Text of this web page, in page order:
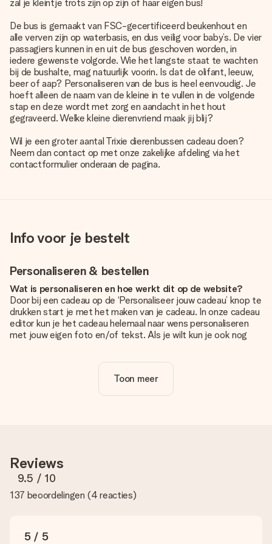
zal je kleintje trots zijn op zijn of haar eigen bus!
De bus is gemaakt van FSC-gecertificeerd beukenhout en
alle verven zijn op waterbasis, en dus veilig voor baby’s. De vier
passagiers kunnen in en uit de bus geschoven worden, in
iedere gewenste volgorde. Wie het langste staat te wachten
bij de bushalte, mag natuurlijk voorin. Is dat de olifant, leeuw,
beer of aap? Personaliseren van de bus is heel eenvoudig. Je
hoeft alleen de naam van de kleine in te vullen in de volgende
stap en deze wordt met zorg en aandacht in het hout
gegraveerd. Welke kleine dierenvriend maak jij blij?
Wil je een groter aantal Trixie dierenbussen cadeau doen?
Neem dan contact op met onze zakelijke afdeling via het
contactformulier onderaan de pagina.
Info voor je bestelt
Personaliseren & bestellen
Wat is personaliseren en hoe werkt dit op de website?
Door bij een cadeau op de ‘Personaliseer jouw cadeau’ knop te
drukken start je met het maken van je cadeau. In onze cadeau
editor kun je het cadeau helemaal naar wens personaliseren
met jouw eigen foto en/of tekst. Als je wilt kun je ook nog
Is personalisatie in de prijs inbegrepen?
De prijs die op de website wordt getoond is inclusief de
te gebruiken. Als je niet zeker bent over de kwaliteit van je
foto, neem dan contact op met onze klantenservice en stuur
je foto mee met het cadeau dat je wilt bestellen. Zij kunnen
de kwaliteit dan voor je controleren!
Je kan gebruik maken van JPG en PNG bestanden om te
Toon meer
Reviews
9.5 / 10
137 beoordelingen (4 reacties)
5 / 5